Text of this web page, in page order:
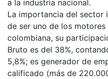
a la industria nacional.
La importancia del sector
de ser uno de los
colombiana, su
Bruto es del 38%,
5,8%; es generador de
calificado (más de